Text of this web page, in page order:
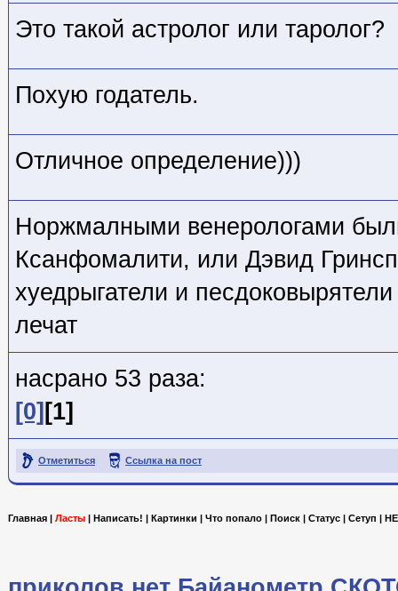
Это такой астролог или таролог?
Похую годатель.
Отличное определение)))
Норжмалными венерологами
Ксанфомалити, или Дэвид
хуедрыгатели и
лечат
насрано 53 раза:
[0] [1]
Отметиться Ссылка на пост
Главная Ласты Написать! Картинки Что попало Поиск Статус Сетуп